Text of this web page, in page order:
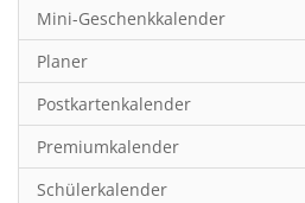
Hobby & Basteln
Humor & Cartoon
Inspiration & Entspannung
Inspiration & Spiritualität
Mini-Geschenkkalender
Planer
Postkartenkalender
Premiumkalender
Schülerkalender